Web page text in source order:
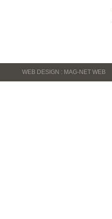
WEB DESIGN : MAG-NET WEB